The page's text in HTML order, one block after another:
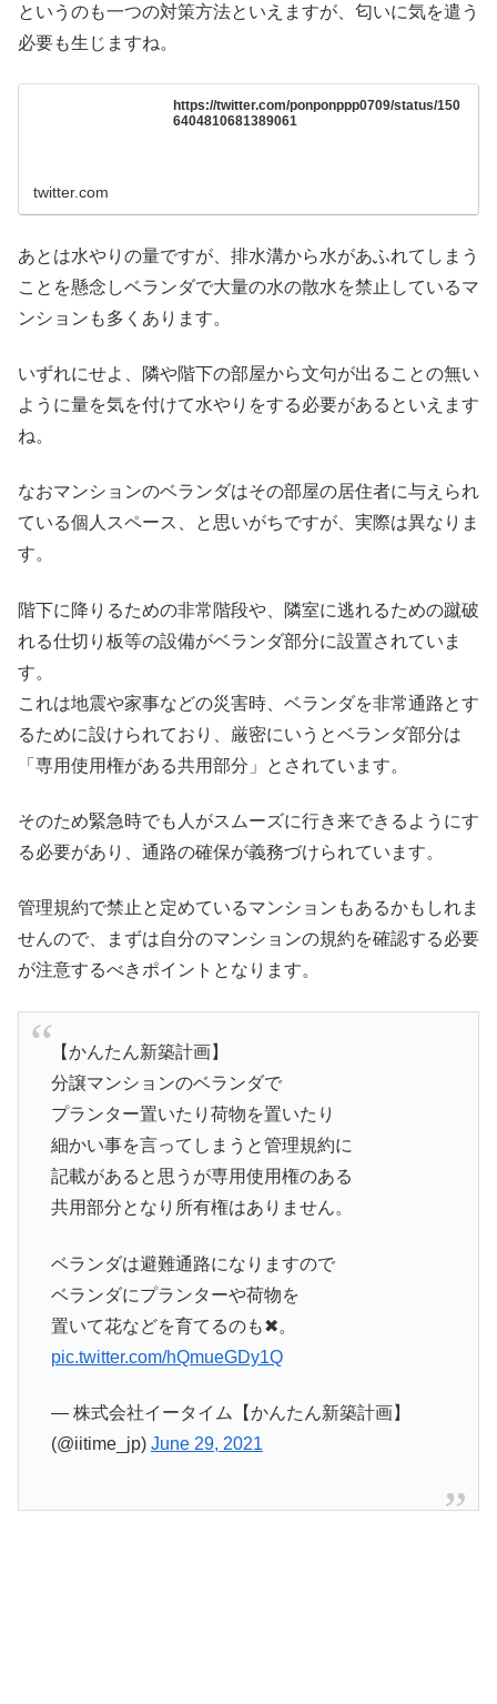
というのも一つの対策方法といえますが、匂いに気を遣う
必要も生じますね。
https://twitter.com/ponponppp0709/status/150
6404810681389061
twitter.com
あとは水やりの量ですが、排水溝から水があふれてしまう
ことを懸念しベランダで大量の水の散水を禁止しているマ
ンションも多くあります。
いずれにせよ、隣や階下の部屋から文句が出ることの無い
ように量を気を付けて水やりをする必要があるといえます
ね。
なおマンションのベランダはその部屋の居住者に与えられ
ている個人スペース、と思いがちですが、実際は異なりま
す。
階下に降りるための非常階段や、隣室に逃れるための蹴破
れる仕切り板等の設備がベランダ部分に設置されていま
す。
これは地震や家事などの災害時、ベランダを非常通路とす
るために設けられており、厳密にいうとベランダ部分は
「専用使用権がある共用部分」とされています。
そのため緊急時でも人がスムーズに行き来できるようにす
る必要があり、通路の確保が義務づけられています。
管理規約で禁止と定めているマンションもあるかもしれま
せんので、まずは自分のマンションの規約を確認する必要
が注意するべきポイントとなります。
【かんたん新築計画】
分譲マンションのベランダで
プランター置いたり荷物を置いたり
細かい事を言ってしまうと管理規約に
記載があると思うが専用使用権のある
共用部分となり所有権はありません。
ベランダは避難通路になりますので
ベランダにプランターや荷物を
置いて花などを育てるのも✖︎。
pic.twitter.com/hQmueGDy1Q
— 株式会社イータイム【かんたん新築計画】
(@iitime_jp) June 29, 2021